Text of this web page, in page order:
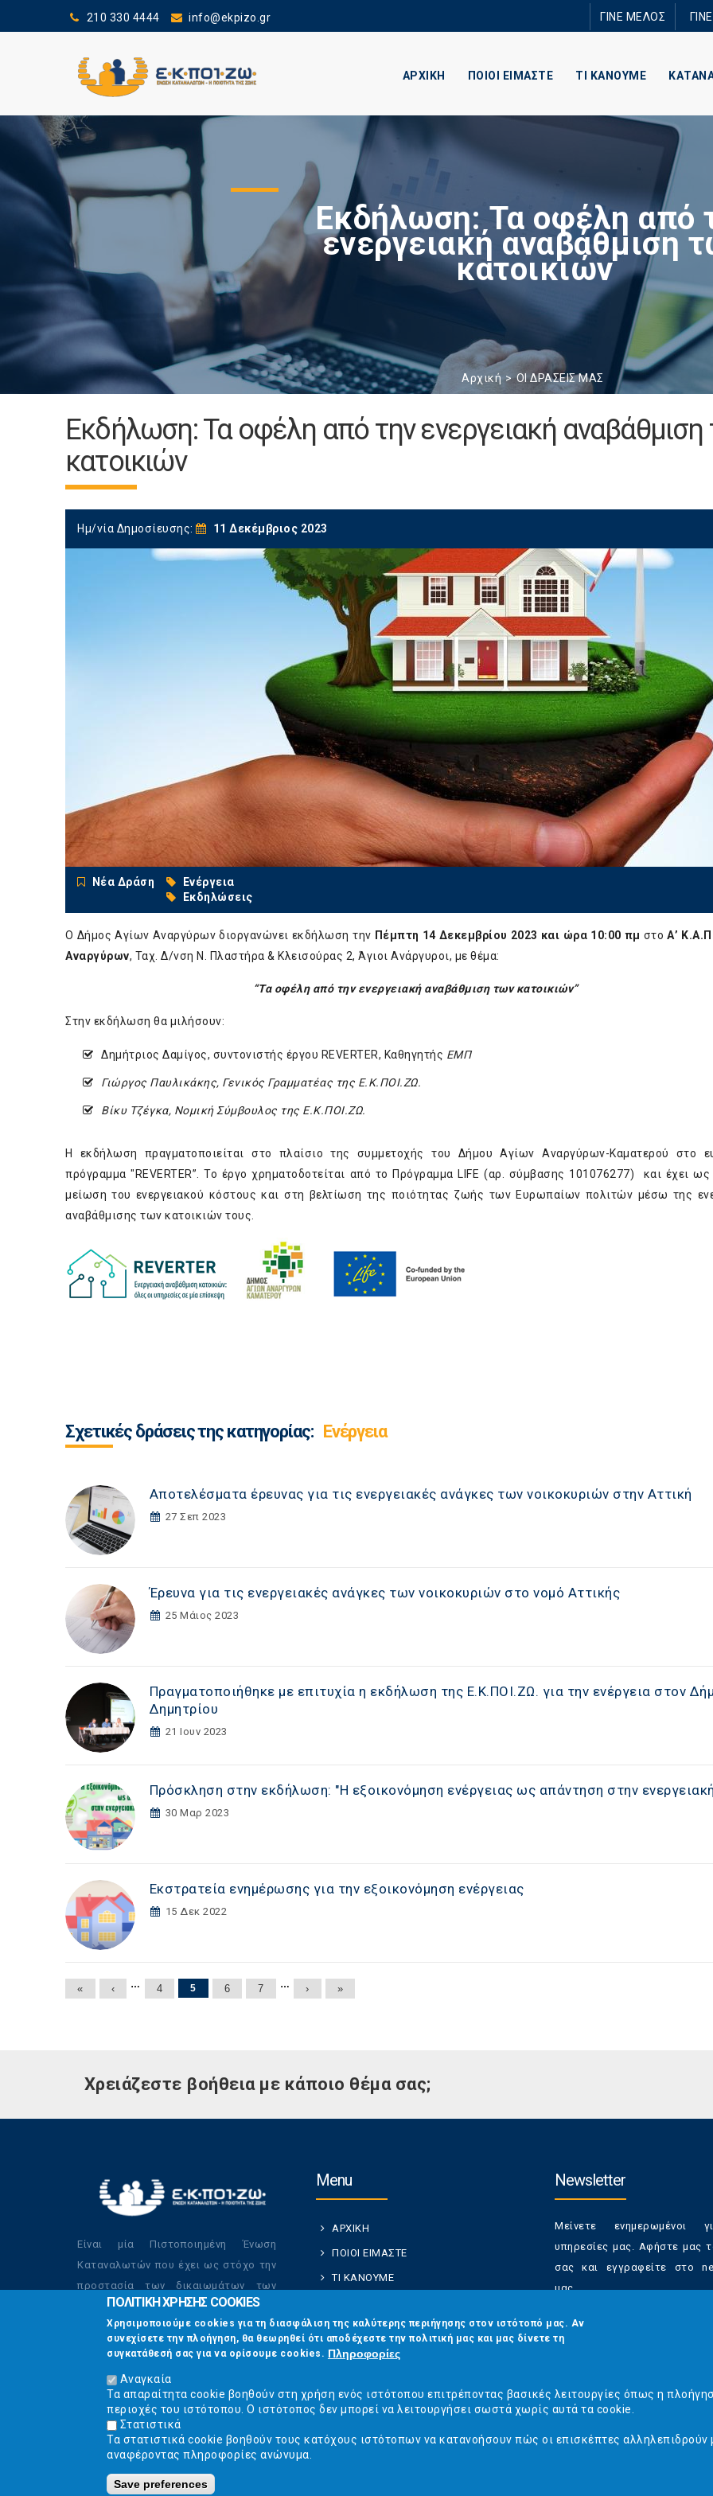
210 330 4444 info@ekpizo.gr ΓΙΝΕ ΜΕΛΟΣ
ΑΡΧΙΚΗ ΠΟΙΟΙ ΕΙΜΑΣΤΕ ΤΙ ΚΑΝΟΥΜΕ
Εκδήλωση: Τα οφέλη από
ενεργειακή αναβάθμιση
κατοικιών
Αρχική ΟΙ ΔΡΑΣΕΙΣ ΜΑΣ
Εκδήλωση: Τα οφέλη από την ενεργειακή αναβάθμιση
κατοικιών
Ημ/νία Δημοσίευσης: 11 Δεκέμβριος 2023
Νέα Δράση
Ενέργεια
Εκδηλώσεις
Ο Δήμος Αγίων Αναργύρων διοργανώνει εκδήλωση την Πέμπτη 14 Δεκεμβρίου 2023 και ώρα 10:00 πμ στοΑ’
Αναργύρων, Ταχ. Δ/νση Ν. Πλαστήρα & Κλεισούρας 2, Άγιοι Ανάργυροι, με θέμα:
“Τα οφέλη από την ενεργειακή αναβάθμιση των κατοικιών”
Στην εκδήλωση θα μιλήσουν:
Δημήτριος Δαμίγος, συντονιστής έργου REVERTER, Καθηγητής ΕΜΠ
Γιώργος Παυλικάκης, Γενικός Γραμματέας της Ε.Κ.ΠΟΙ.ΖΩ.
Βίκυ Τζέγκα, Νομική Σύμβουλος της Ε.Κ.ΠΟΙ.ΖΩ.
Η εκδήλωση πραγματοποιείται στο πλαίσιο της συμμετοχής του Δήμου Αγίων Αναργύρων-Καματερού στο
πρόγραμμα "REVERTER”. Το έργο χρηματοδοτείται από το Πρόγραμμα LIFE (αρ. σύμβασης 101076277) και έχει
μείωση του ενεργειακού κόστους και στη βελτίωση της ποιότητας ζωής των Ευρωπαίων πολιτών μέσω της
αναβάθμισης των κατοικιών τους.
Σχετικές δράσεις της κατηγορίας: Ενέργεια
Αποτελέσματα έρευνας για τις ενεργειακές ανάγκες των νοικοκυριών στην Αττική
27 Σεπ 2023
Έρευνα για τις ενεργειακές ανάγκες των νοικοκυριών στο νομό Αττικής
25 Μάιος 2023
Πραγματοποιήθηκε με επιτυχία η εκδήλωση της Ε.Κ.ΠΟΙ.ΖΩ. για την ενέργεια στον
Δημητρίου
21 Ιουν 2023
Πρόσκληση στην εκδήλωση: "Η εξοικονόμηση ενέργειας ως απάντηση στην
30 Μαρ 2023
Εκστρατεία ενημέρωσης για την εξοικονόμηση ενέργειας
15 Δεκ 2022
Σελίδες
« ‹ … 4 5 6 7 … › »
Χρειάζεστε βοήθεια με κάποιο θέμα σας;
Είναι μία Πιστοποιημένη Ένωση
Καταναλωτών που έχει ως στόχο την
προστασία των δικαιωμάτων των
καταναλωτών και την βελτίωση της
ποιότητας της ζωής τους.
Menu
ΑΡΧΙΚΗ
ΠΟΙΟΙ ΕΙΜΑΣΤΕ
ΤΙ ΚΑΝΟΥΜΕ
ΟΙ ΔΡΑΣΕΙΣ ΜΑΣ
ΕΠΙΚΟΙΝΩΝΙΑ
Newsletter
Μείνετε ενημερωμένοι
υπηρεσίες μας. Αφήστε μας
σας και εγγραφείτε στο
μας.
Έχετε τη δυνατότητα
από τα newsletters μας
Email*
CAPTCHA
ΠΟΛΙΤΙΚΗ ΧΡΗΣΗΣ COOKIES
Χρησιμοποιούμε cookies για τη διασφάλιση της καλύτερης περιήγησης στον ιστότοπό μας. Αν
συνεχίσετε την πλοήγηση, θα θεωρηθεί ότι αποδέχεστε την πολιτική μας και μας δίνετε τη
συγκατάθεσή σας για να ορίσουμε cookies. Πληροφορίες
Αναγκαία
Τα απαραίτητα cookie βοηθούν στη χρήση ενός ιστότοπου επιτρέποντας βασικές λειτουργίες όπως η
περιοχές του ιστότοπου. Ο ιστότοπος δεν μπορεί να λειτουργήσει σωστά χωρίς αυτά τα cookie.
Στατιστικά
Τα στατιστικά cookie βοηθούν τους κατόχους ιστότοπων να κατανοήσουν πώς οι επισκέπτες αλληλεπιδρούν
αναφέροντας πληροφορίες ανώνυμα.
Save preferences